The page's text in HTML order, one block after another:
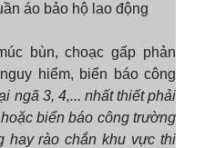
áo bảo hộ lao động
bùn, choạc gấp phản
hiểm, biển báo công
ngã 3, 4,... nhất thiết phải
biển báo công trường
hay rào chắn khu vực thi